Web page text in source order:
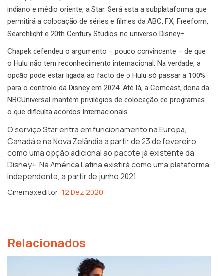
indiano e médio oriente, a Star. Será esta a subplataforma que
permitirá a colocação de séries e filmes da ABC, FX, Freeform,
Searchlight e 20th Century Studios no universo Disney+.
Chapek defendeu o argumento – pouco convincente – de que
o Hulu não tem reconhecimento internacional. Na verdade, a
opção pode estar ligada ao facto de o Hulu só passar a 100%
para o controlo da Disney em 2024. Até lá, a Comcast, dona da
NBCUniversal mantém privilégios de colocação de programas
o que dificulta acordos internacionais.
O serviço Star entra em funcionamento na Europa,
Canadá e na Nova Zelândia a partir de 23 de fevereiro,
como uma opção adicional ao pacote já existente da
Disney+. Na América Latina existirá como uma plataforma
independente, a partir de junho 2021.
Cinemaxeditor 12 Dez 2020
Relacionados